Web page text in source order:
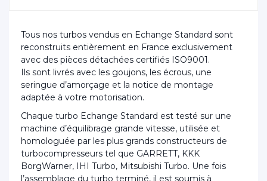
Tous nos turbos vendus en Echange Standard sont
reconstruits entièrement en France exclusivement
avec des pièces détachées certifiés ISO9001.
Ils sont livrés avec les goujons, les écrous, une
seringue d’amorçage et la notice de montage
adaptée à votre motorisation.
Chaque turbo Echange Standard est testé sur une
machine d’équilibrage grande vitesse, utilisée et
homologuée par les plus grands constructeurs de
turbocompresseurs tel que GARRETT, KKK
BorgWarner, IHI Turbo, Mitsubishi Turbo. Une fois